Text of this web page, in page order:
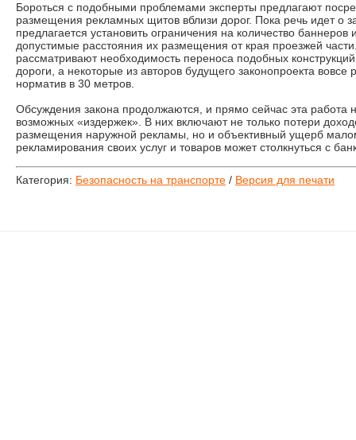
Бороться с подобными проблемами эксперты предлагают
размещения рекламных щитов вблизи дорог. Пока речь идет о
предлагается установить ограничения на количество
допустимые расстояния их размещения от края проезжей
рассматривают необходимость переноса подобных
дороги, а некоторые из авторов будущего законопроекта вовсе
норматив в 30 метров.
Обсуждения закона продолжаются, и прямо сейчас эта работа
возможных «издержек». В них включают не только потери
размещения наружной рекламы, но и объективный ущерб
рекламирования своих услуг и товаров может столкнуться с
Категория: Безопасность на транспорте / Версия для печати